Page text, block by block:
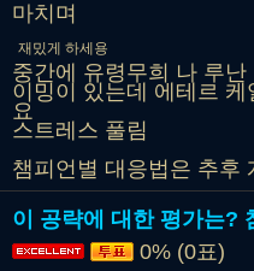
마치며
재밌게 하세용
중간에 유령무희 나 루
이밍이 있는데 에테르
요
스트레스 풀림
챔피언별 대응법은 추후
이 공략에 대한 평가는?
0% (0표)